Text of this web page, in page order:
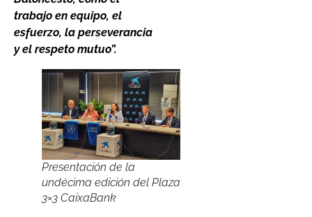
trabajo en equipo, el
esfuerzo, la perseverancia
y el respeto mutuo”.
Presentación de la
undécima edición del Plaza
3×3 CaixaBank